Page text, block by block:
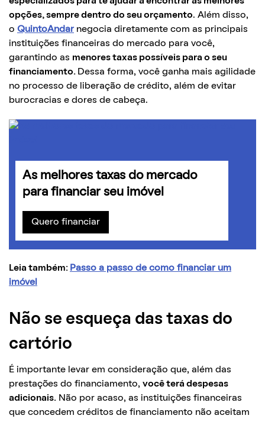
opções, sempre dentro do seu orçamento. Além disso,
o QuintoAndarnegocia diretamente com as principais
instituições financeiras do mercado para você,
garantindo as menores taxas possíveis para o seu
financiamento. Dessa forma, você ganha mais agilidade
no processo de liberação de crédito, além de evitar
burocracias e dores de cabeça.
As melhores taxas do mercado
para financiar seu imóvel
Quero financiar
Leia também: Passo a passo de como financiar um
imóvel
Não se esqueça das taxas do
cartório
É importante levar em consideração que, além das
prestações do financiamento, você terá despesas
adicionais. Não por acaso, as instituições financeiras
que concedem créditos de financiamento não aceitam